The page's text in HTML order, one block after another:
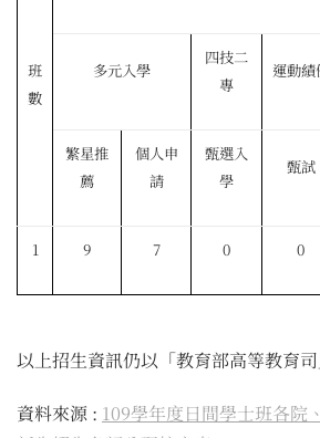
班
數
多元入學
四技二
專
運動績
繁星推
薦
個人申
請
甄選入
學
甄試
1 9 7 0 0
以上招生資訊仍以「教育部高等教育
資料來源 : 109學年度日間學士班各院